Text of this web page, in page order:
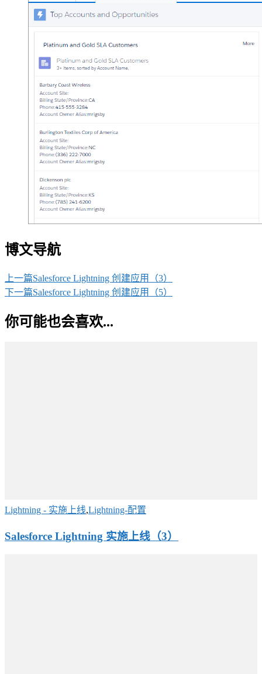
博文导航
上一篇Salesforce Lightning 创建应用（3）
下一篇Salesforce Lightning 创建应用（5）
你可能也会喜欢...
Lightning - 实施上线,Lightning-配置
Salesforce Lightning 实施上线（3）